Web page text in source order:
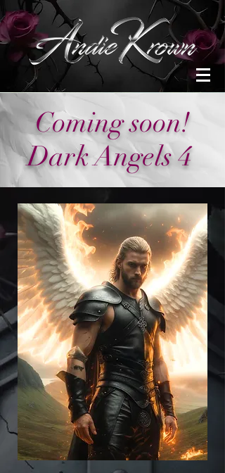
Coming soon!
Dark Angels 4